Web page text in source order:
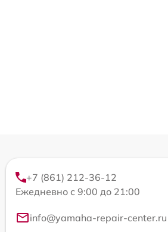
+7 (861) 212-36-12
Ежедневно с 9:00 до 21:00
info@yamaha-repair-center.ru